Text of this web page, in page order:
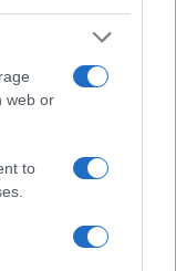
web or
to
από την
21:300
ΠΕ Γρεβενών